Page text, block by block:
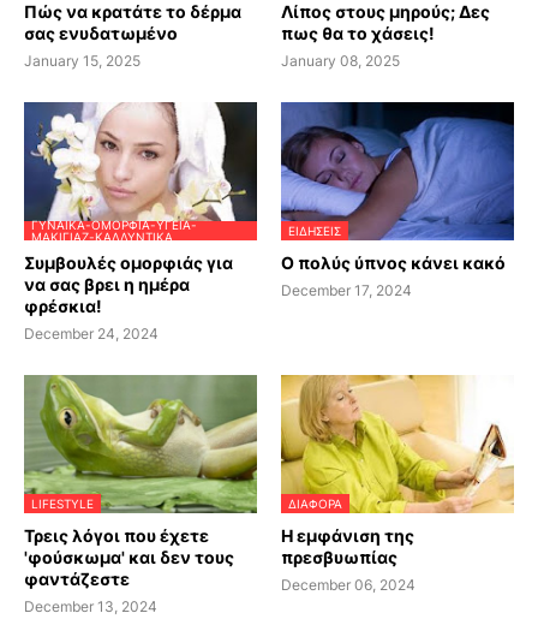
Πώς να κρατάτε το δέρμα
σας ενυδατωμένο
January 15, 2025
Λίπος στους μηρούς; Δες
πως θα το χάσεις!
January 08, 2025
ΓΥΝΑΊΚΑ-ΟΜΟΡΦΙΆ-ΥΓΕΊΑ-
ΜΑΚΙΓΙΆΖ-ΚΑΛΛΥΝΤΙΚΆ
Συμβουλές ομορφιάς για
να σας βρει η ημέρα
φρέσκια!
December 24, 2024
ΕΙΔΗΣΕΙΣ
Ο πολύς ύπνος κάνει κακό
December 17, 2024
LIFESTYLE
Τρεις λόγοι που έχετε
'φούσκωμα' και δεν τους
φαντάζεστε
December 13, 2024
ΔΙΆΦΟΡΑ
Η εμφάνιση της
πρεσβυωπίας
December 06, 2024